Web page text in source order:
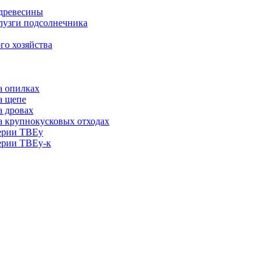
подсолнечника
хозяйства
опилках
щепе
дровах
отходах
ТВЕу
ТВЕу-к